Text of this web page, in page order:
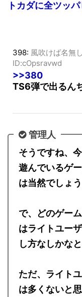
トカダに全ツッ
398: 風吹けば名無し
ID:cOpsravwd
>>380
TS6弾で出るん
管理人
そうですね、
遊んでいるゲ
は当然でしょう
で、どのゲー
はライトユー
し方なしかなと
ただ、ライト
は多くないと